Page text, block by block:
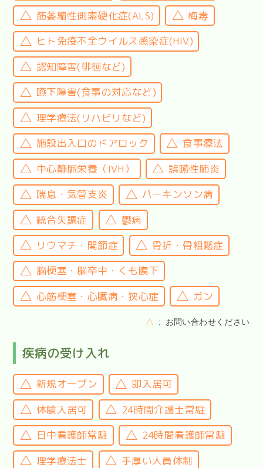
筋萎縮性側索硬化症(ALS)
梅毒
ヒト免疫不全ウイルス感染症(HIV)
認知障害(徘徊など)
嚥下障害(食事の対応など)
理学療法(リハビリなど)
施設出入口のドアロック
食事療法
中心静脈栄養（IVH）
誤嚥性肺炎
喘息・気管支炎
パーキンソン病
統合失調症
鬱病
リウマチ・関節症
骨折・骨粗鬆症
脳梗塞・脳卒中・くも膜下
心筋梗塞・心臓病・狭心症
ガン
△ お問い合わせください
疾病の受け入れ
新規オープン
即入居可
体験入居可
24時間介護士常駐
日中看護師常駐
24時間看護師常駐
理学療法士
手厚い人員体制